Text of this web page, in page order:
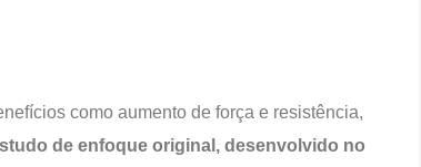
como aumento de força e resistência,
de enfoque original, desenvolvido no